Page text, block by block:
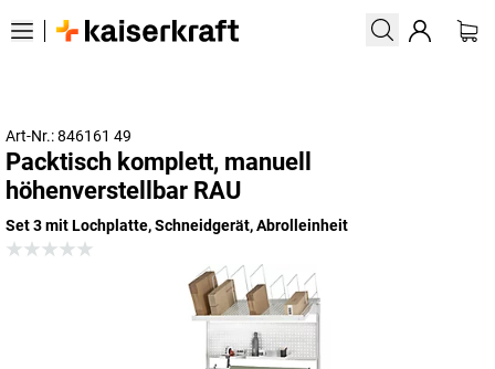
Art-Nr.: 846161 49
Packtisch komplett, manuell
höhenverstellbar RAU
Set 3 mit Lochplatte, Schneidgerät, Abrolleinheit